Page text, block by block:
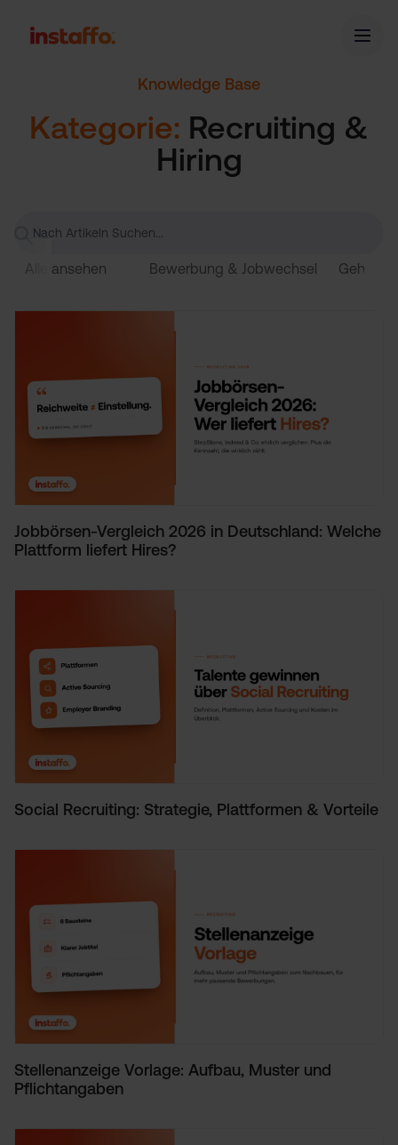
Knowledge Base
Kategorie: Recruiting &
Hiring
Alle ansehen Bewerbung & Jobwechsel Gehalt
Jobbörsen-Vergleich 2026 in Deutschland: Welche
Plattform liefert Hires?
Social Recruiting: Strategie, Plattformen & Vorteile
Stellenanzeige Vorlage: Aufbau, Muster und
Pflichtangaben